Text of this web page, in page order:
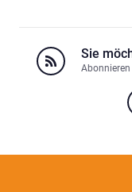
Sie
Abonnieren